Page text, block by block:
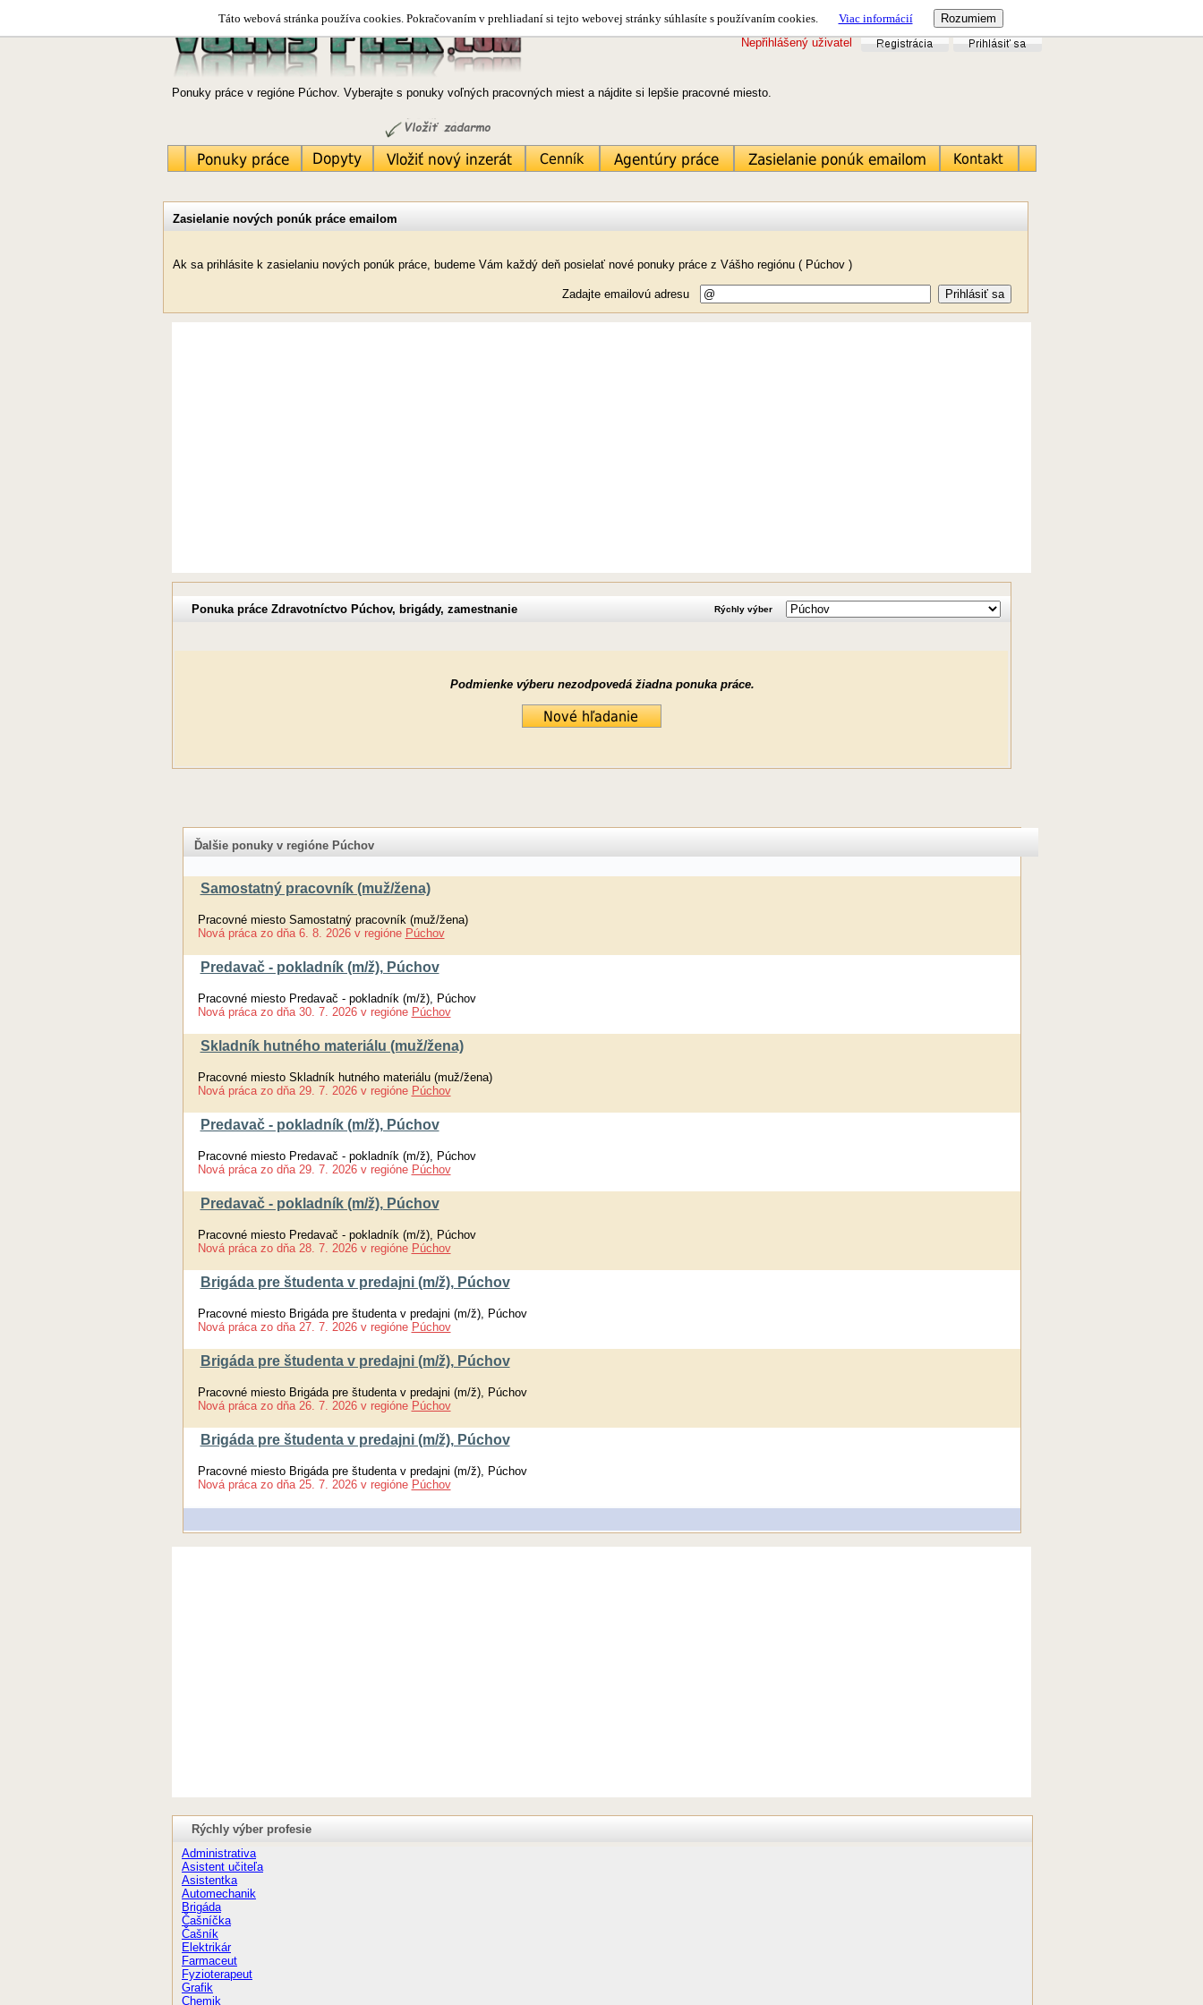
Táto webová stránka používa cookies. Pokračovaním v prehliadaní si tejto webovej stránky súhlasíte s používaním cookies.
Viac informácií
Nepřihlášený uživatel
Ponuky práce v regióne Púchov. Vyberajte s ponuky voľných pracovných miest a nájdite si lepšie pracovné miesto.
Zasielanie nových ponúk práce emailom
Ak sa prihlásite k zasielaniu nových ponúk práce, budeme Vám každý deň posielať nové ponuky práce z Vášho regiónu ( Púchov )
Zadajte emailovú adresu
Ponuka práce Zdravotníctvo Púchov, brigády, zamestnanie Rýchly výber
Podmienke výberu nezodpovedá žiadna ponuka práce.
Ďalšie ponuky v regióne Púchov
Samostatný pracovník (muž/žena)
Pracovné miesto Samostatný pracovník (muž/žena)
Nová práca zo dňa 6. 8. 2026 v regióne Púchov
Predavač - pokladník (m/ž), Púchov
Pracovné miesto Predavač - pokladník (m/ž), Púchov
Nová práca zo dňa 30. 7. 2026 v regióne Púchov
Skladník hutného materiálu (muž/žena)
Pracovné miesto Skladník hutného materiálu (muž/žena)
Nová práca zo dňa 29. 7. 2026 v regióne Púchov
Predavač - pokladník (m/ž), Púchov
Pracovné miesto Predavač - pokladník (m/ž), Púchov
Nová práca zo dňa 29. 7. 2026 v regióne Púchov
Predavač - pokladník (m/ž), Púchov
Pracovné miesto Predavač - pokladník (m/ž), Púchov
Nová práca zo dňa 28. 7. 2026 v regióne Púchov
Brigáda pre študenta v predajni (m/ž), Púchov
Pracovné miesto Brigáda pre študenta v predajni (m/ž), Púchov
Nová práca zo dňa 27. 7. 2026 v regióne Púchov
Brigáda pre študenta v predajni (m/ž), Púchov
Pracovné miesto Brigáda pre študenta v predajni (m/ž), Púchov
Nová práca zo dňa 26. 7. 2026 v regióne Púchov
Brigáda pre študenta v predajni (m/ž), Púchov
Pracovné miesto Brigáda pre študenta v predajni (m/ž), Púchov
Nová práca zo dňa 25. 7. 2026 v regióne Púchov
Rýchly výber profesie
Administrativa
Asistent učiteľa
Asistentka
Automechanik
Brigáda
Čašníčka
Čašník
Elektrikár
Farmaceut
Fyzioterapeut
Grafik
Chemik